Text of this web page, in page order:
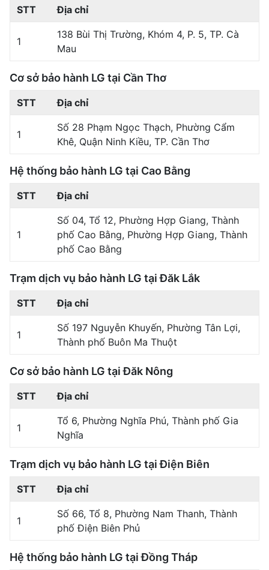
STT Địa chỉ
1
138 Bùi Thị Trường, Khóm 4, P. 5, TP. Cà
Mau
Cơ sở bảo hành LG tại Cần Thơ
STT Địa chỉ
1
Số 28 Phạm Ngọc Thạch, Phường Cẩm
Khê, Quận Ninh Kiều, TP. Cần Thơ
Hệ thống bảo hành LG tại Cao Bằng
STT Địa chỉ
1
Số 04, Tổ 12, Phường Hợp Giang, Thành
phố Cao Bằng, Phường Hợp Giang, Thành
phố Cao Bằng
Trạm dịch vụ bảo hành LG tại Đăk Lắk
STT Địa chỉ
1
Số 197 Nguyễn Khuyến, Phường Tân Lợi,
Thành phố Buôn Ma Thuột
Cơ sở bảo hành LG tại Đăk Nông
STT Địa chỉ
1
Tổ 6, Phường Nghĩa Phú, Thành phố Gia
Nghĩa
Trạm dịch vụ bảo hành LG tại Điện Biên
STT Địa chỉ
1
Số 66, Tổ 8, Phường Nam Thanh, Thành
phố Điện Biên Phủ
Hệ thống bảo hành LG tại Đồng Tháp